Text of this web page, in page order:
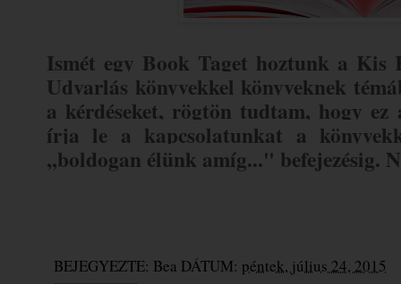
Ismét egy Book Taget hoztunk a Kis
Udvarlás könyvekkel könyveknek
a kérdéseket, rögtön tudtam, hogy
írja le a kapcsolatunkat a
,,boldogan élünk amíg..." befejezésig.
BEJEGYEZTE: Bea DÁTUM: péntek, július 24, 2015